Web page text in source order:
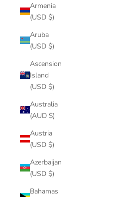
Armenia
(USD $)
Aruba
(USD $)
Ascension
Island
(USD $)
Australia
(AUD $)
Austria
(USD $)
Azerbaijan
(USD $)
Bahamas